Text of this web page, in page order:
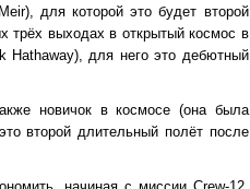
для которой это будет второй
трёх выходах в открытый космос в
Hathaway), для него это дебютный
новичок в космосе (она была
второй длительный полёт после